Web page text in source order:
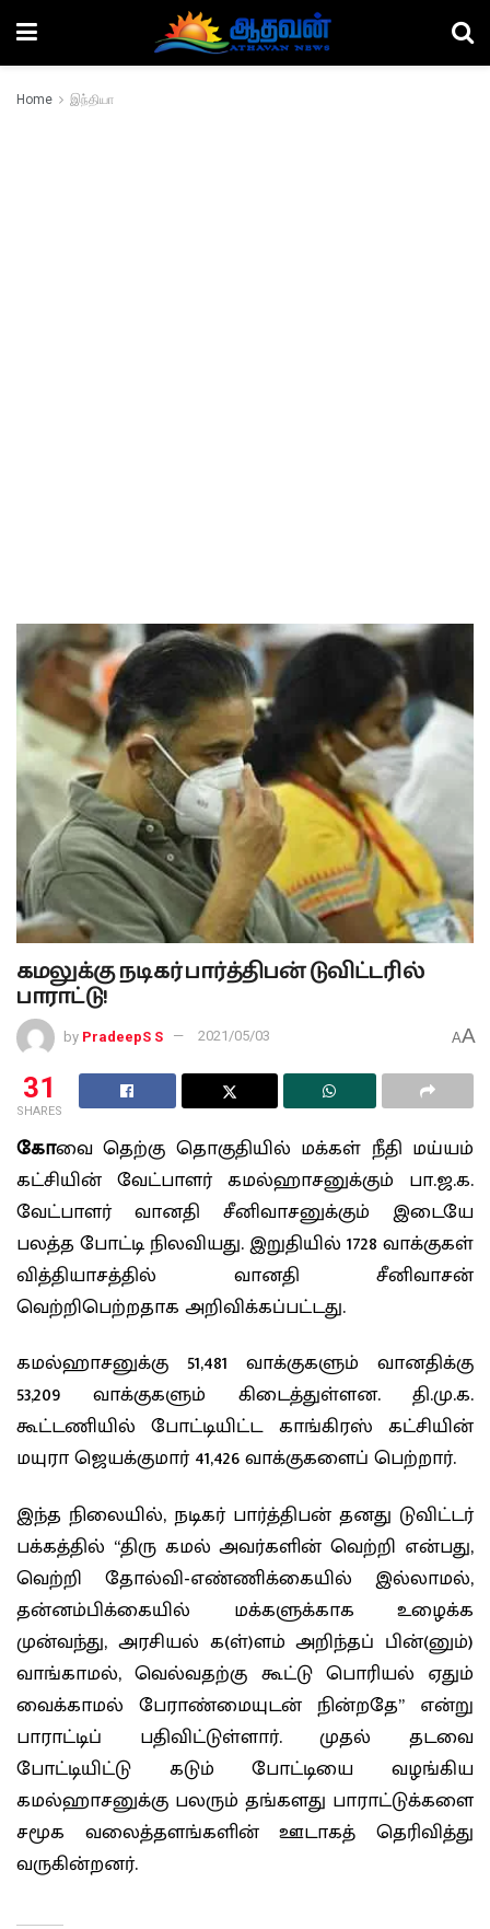
Home இந்தியா
கமலுக்கு நடிகர் பார்த்திபன் டுவிட்டரில்
பாராட்டு!
by PradeepS S 2021/05/03 AA
31
SHARES
கோவை தெற்கு தொகுதியில் மக்கள் நீதி மய்யம்
கட்சியின் வேட்பாளர் கமல்ஹாசனுக்கும் பா.ஜ.க.
வேட்பாளர் வானதி சீனிவாசனுக்கும் இடையே
பலத்த போட்டி நிலவியது. இறுதியில் 1728 வாக்குகள்
வித்தியாசத்தில் வானதி சீனிவாசன்
வெற்றிபெற்றதாக அறிவிக்கப்பட்டது.
கமல்ஹாசனுக்கு 51,481 வாக்குகளும் வானதிக்கு
53,209 வாக்குகளும் கிடைத்துள்ளன. தி.மு.க.
கூட்டணியில் போட்டியிட்ட காங்கிரஸ் கட்சியின்
மயுரா ஜெயக்குமார் 41,426 வாக்குகளைப் பெற்றார்.
இந்த நிலையில், நடிகர் பார்த்திபன் தனது டுவிட்டர்
பக்கத்தில் “திரு கமல் அவர்களின் வெற்றி என்பது,
வெற்றி தோல்வி-எண்ணிக்கையில் இல்லாமல்,
தன்னம்பிக்கையில் மக்களுக்காக உழைக்க
முன்வந்து, அரசியல் க(ள்)ளம் அறிந்தப் பின்(னும்)
வாங்காமல், வெல்வதற்கு கூட்டு பொரியல் ஏதும்
வைக்காமல் பேராண்மையுடன் நின்றதே” என்று
பாராட்டிப் பதிவிட்டுள்ளார். முதல் தடவை
போட்டியிட்டு கடும் போட்டியை வழங்கிய
கமல்ஹாசனுக்கு பலரும் தங்களது பாராட்டுக்களை
சமூக வலைத்தளங்களின் ஊடாகத் தெரிவித்து
வருகின்றனர்.